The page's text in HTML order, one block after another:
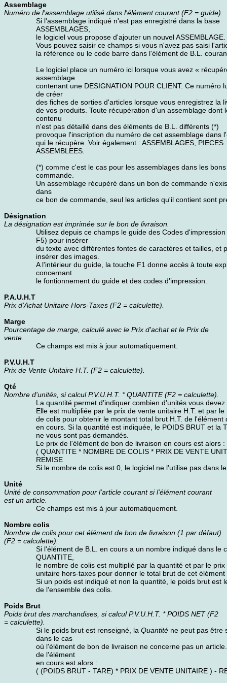
Assemblage
Numéro de l'assemblage utilisé dans l'élément courant (F2 = guide).
Si l'assemblage indiqué n'est pas enregistré dans la base
ASSEMBLAGES,
le logiciel vous propose d'ajouter un nouvel ASSEMBLAGE.
Vous pouvez saisir ce champs si vous n'avez pas saisi
la référence ou le code barre dans l'élément de B.L.
Le logiciel place un numéro ici lorsque vous avez «
assemblage
contenant une DESIGNATION POUR CLIENT. Ce numéro
de créer
des fiches de sorties d'articles lorsque vous enregistrez la
de vos produits. Toute récupération d'un assemblage dont
contenu
n'est pas détaillé dans des éléments de B.L. différents (*)
provoque l'inscription du numéro de cet assemblage dans
qui le récupère. Voir également : ASSEMBLAGES, PIECES
ASSEMBLEES.
(*) comme c'est le cas pour les assemblages dans les
commande.
Un assemblage récupéré dans un bon de commande
dans
ce bon de commande, seul les articles qu'il contient sont
Désignation
La désignation est imprimée sur le bon de livraison.
Utilisez depuis ce champs le guide des Codes
F5) pour insérer
du texte avec différentes fontes de caractères et tailles, et
insérer des images.
A l'intérieur du guide, la touche F1 donne accès à toute
concernant
le fontionnement du guide et des codes d'impression.
P.A.U.H.T
Prix d'Achat Unitaire Hors-Taxes (F2 = calculette).
Marge
Pourcentage de marge, calculé avec le Prix d'achat et le Prix de
vente.
Ce champs est mis à jour automatiquement.
P.V.U.H.T
Prix de Vente Unitaire H.T. (F2 = calculette).
Qté
Nombre d'unités, si calcul P.V.U.H.T. * QUANTITE (F2 = calculette).
La quantité permet d'indiquer combien d'unités vous devez
Elle est multipliée par le prix de vente unitaire H.T. et par le
de colis pour obtenir le montant total brut H.T. de l'élément
en cours. Si la quantité est indiquée, le POIDS BRUT et la
ne vous sont pas demandés.
Le prix de l'élément de bon de livraison en cours est alors :
( QUANTITE * NOMBRE DE COLIS * PRIX DE VENTE
REMISE
Si le nombre de colis est 0, le logiciel ne l'utilise pas dans
Unité
Unité de consommation pour l'article courant si l'élément courant
est un article.
Ce champs est mis à jour automatiquement.
Nombre colis
Nombre de colis pour cet élément de bon de livraison (1 par défaut)
(F2 = calculette).
Si l'élément de B.L. en cours a un nombre indiqué dans le
QUANTITE,
le nombre de colis est multiplié par la quantité et par le prix
unitaire hors-taxes pour donner le total brut de cet élément
Si un poids est indiqué et non la quantité, le poids brut est
de l'ensemble des colis.
Poids Brut
Poids brut des marchandises, si calcul P.V.U.H.T. * POIDS NET (F2
= calculette).
Si le poids brut est renseigné, la Quantité ne peut pas être
dans le cas
où l'élément de bon de livraison ne concerne pas un
de l'élément
en cours est alors :
( (POIDS BRUT - TARE) * PRIX DE VENTE UNITAIRE ) -